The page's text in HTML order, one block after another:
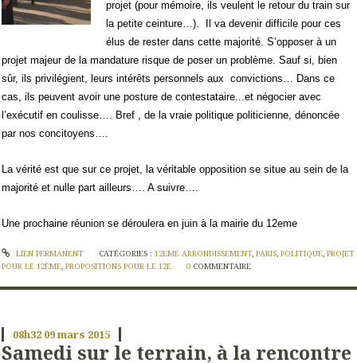
projet (pour mémoire, ils veulent le retour du train sur
la petite ceinture…). Il va devenir difficile pour ces
élus de rester dans cette majorité. S’opposer à un
projet majeur de la mandature risque de poser un problème. Sauf si, bien
sûr, ils privilégient, leurs intérêts personnels aux convictions… Dans ce
cas, ils peuvent avoir une posture de contestataire...et négocier avec
l’exécutif en coulisse…. Bref , de la vraie politique politicienne, dénoncée
par nos concitoyens….
La vérité est que sur ce projet, la véritable opposition se situe au sein de la
majorité et nulle part ailleurs…. A suivre….
Une prochaine réunion se déroulera en juin à la mairie du 12eme
LIEN PERMANENT CATÉGORIES : 12EME ARRONDISSEMENT, PARIS, POLITIQUE, PROJET
POUR LE 12ÈME, PROPOSITIONS POUR LE 12E 0 COMMENTAIRE
08h32 09mars 2015
Samedi sur le terrain, à la rencontre